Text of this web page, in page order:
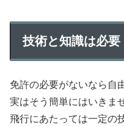
技術と知識は必要
免許の必要がないなら自
実はそう簡単にはいきま
飛行にあたっては一定の